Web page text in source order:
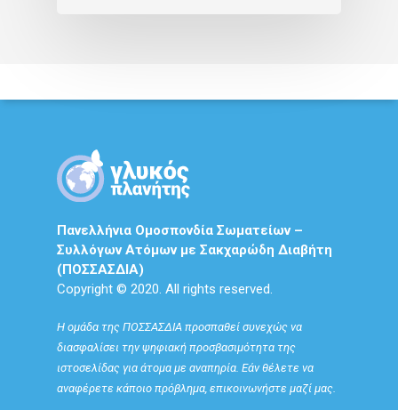
Πανελλήνια Ομοσπονδία Σωματείων –
Συλλόγων Ατόμων με Σακχαρώδη Διαβήτη
(ΠΟΣΣΑΣΔΙΑ)
Copyright © 2020. All rights reserved.
Η ομάδα της ΠΟΣΣΑΣΔΙΑ προσπαθεί συνεχώς να
διασφαλίσει την ψηφιακή προσβασιμότητα της
ιστοσελίδας για άτομα με αναπηρία. Εάν θέλετε να
αναφέρετε κάποιο πρόβλημα, επικοινωνήστε μαζί μας.